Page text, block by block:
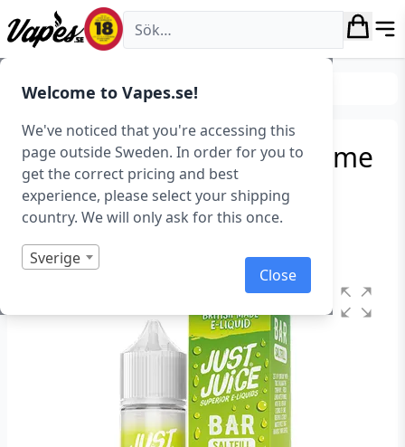
Welcome to Vapes.se!
We've noticed that you're accessing this
page outside Sweden. In order for you to
get the correct pricing and best
experience, please select your shipping
country. We will only ask for this once.
Sverige
Close
Vapes.se
E-juice E-juice varumärken
Just Juice Bar – Lemon Lime
(40 ml, Shortfill)
Art.nr: 41912
I lager